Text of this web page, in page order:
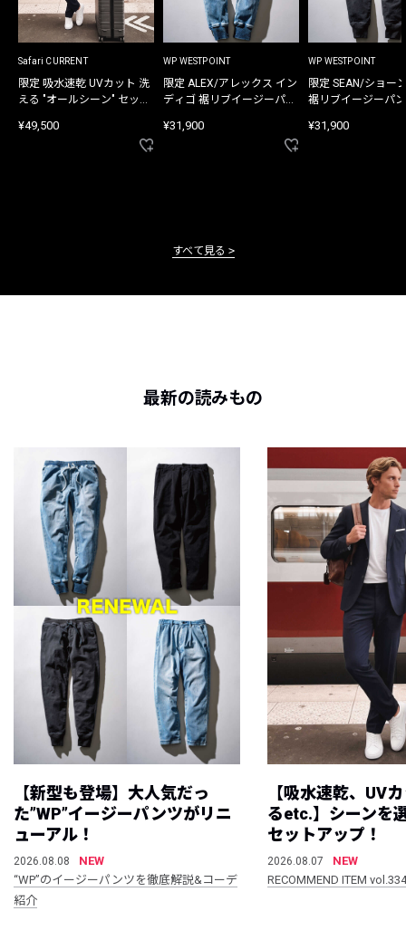
Safari CURRENT
限定 吸水速乾 UVカット 洗
える "オールシーン" セット
¥49,500
WP WESTPOINT
限定 ALEX/アレックス イン
ディゴ 裾リブイージーパン
¥31,900
WP WESTPOINT
限定 SEAN/ショー
裾リブイージーパ
¥31,900
すべて見る
最新の読みもの
【新型も登場】大人気だっ
た”WP”イージーパンツがリニ
ューアル！
2026.08.08
NEW
“WP”のイージーパンツを徹底解説&コーデ
紹介
【吸水速乾、UV
るetc.】シーンを
セットアップ！
2026.08.07
NEW
RECOMMEND ITEM vol.334